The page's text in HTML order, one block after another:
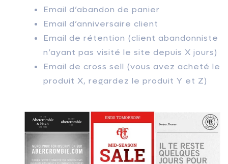
Email d’abandon de panier
Email d’anniversaire client
Email de rétention (client abandonniste
n’ayant pas visité le site depuis X jours)
Email de cross sell (vous avez acheté le
produit X, regardez le produit Y et Z)